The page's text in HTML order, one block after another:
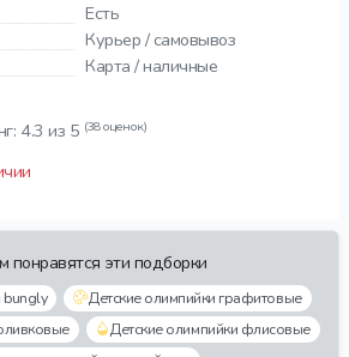
Есть
Курьер / самовывоз
Карта / наличные
4.3 из 5 (38 оценок)
понравятся эти подборки
bungly
Детские олимпийки графитовые
Детские олимпийки флисовые